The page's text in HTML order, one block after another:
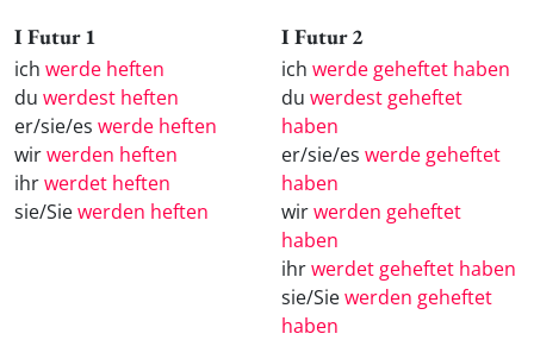
I Futur 1
ich werde heften
du werdest heften
er/sie/es werde heften
wirwerden heften
ihrwerdet heften
sie/Siewerden heften
I Futur 2
ich werde geheftet haben
du werdest geheftet
haben
er/sie/es werde geheftet
haben
wirwerden geheftet
haben
ihrwerdet geheftet haben
sie/Siewerden geheftet
haben